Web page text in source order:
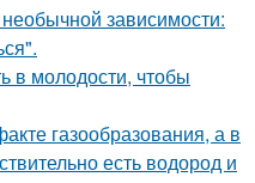
зависимости:
в молодости, чтобы
газообразования, а в
есть водород и